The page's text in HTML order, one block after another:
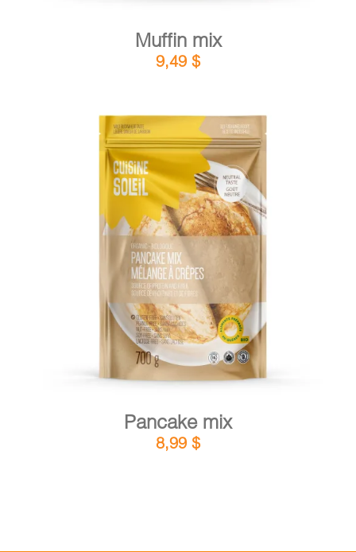
Muffin mix
9,49 $
ADD TO CART
Pancake mix
8,99 $